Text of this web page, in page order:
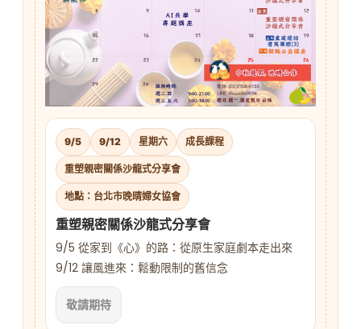
9/5 9/12 星期六 成長課程
重塑親密關係沙龍式分享會
地點：台北市晚晴婦女協會
重塑親密關係沙龍式分享會
9/5 從家到《心》的路：從原生家庭劇本走出來
9/12 讓風進來：鬆動限制的舊信念
敬請期待